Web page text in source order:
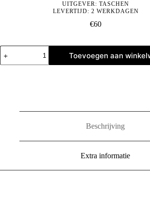
UITGEVER:TASCHEN
LEVERTIJD: 2 WERKDAGEN
€60
The
Sartorialist.
Milano
Toevoegen aan
Beschrijving
Extra informatie